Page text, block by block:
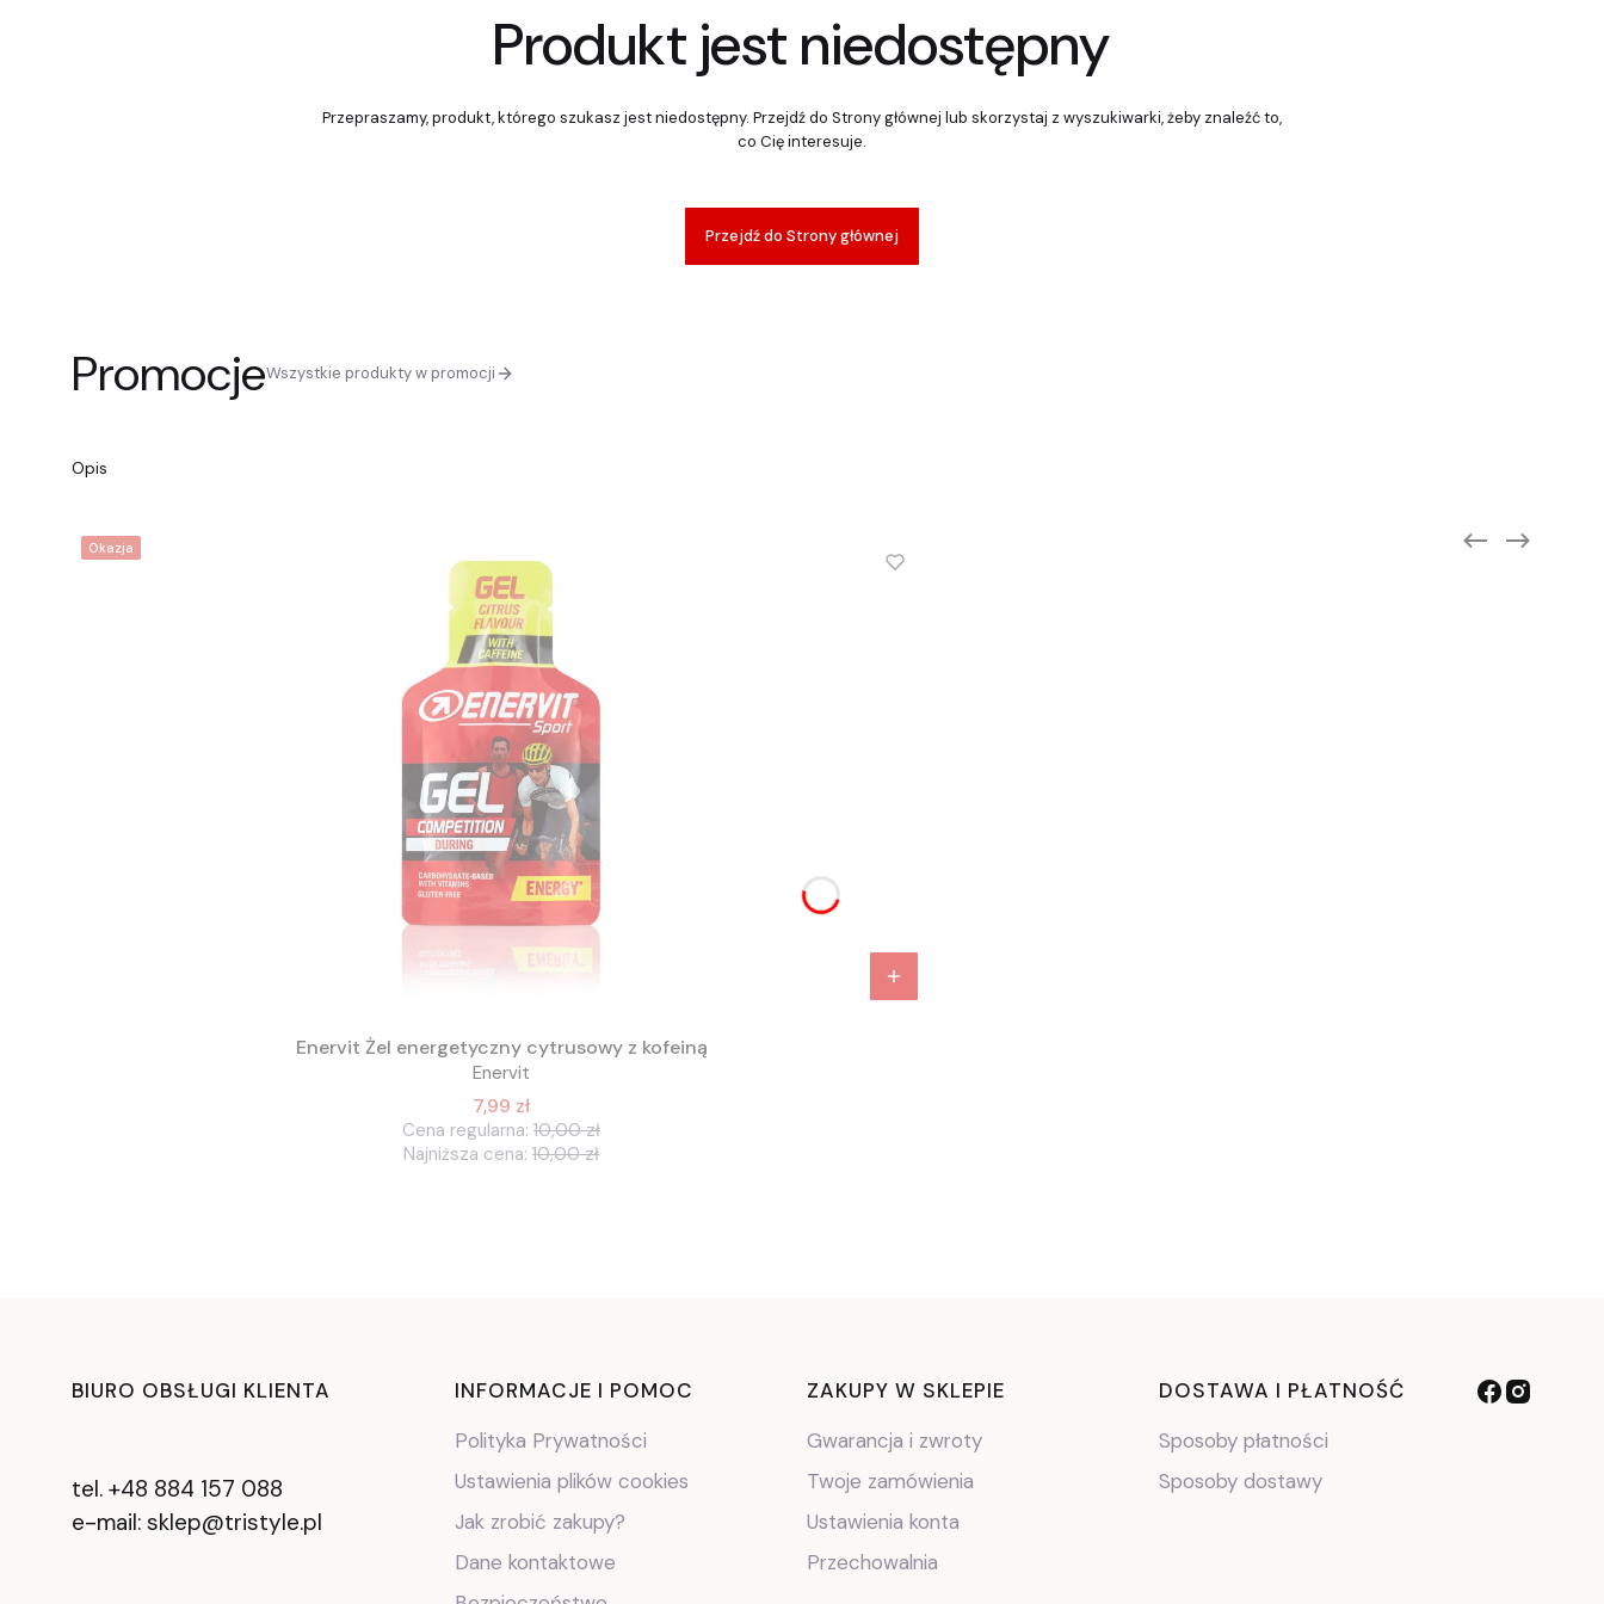
Produkt jest niedostępny
Przepraszamy, produkt, którego szukasz jest niedostępny. Przejdź do Strony głównej lub skorzystaj z wyszukiwarki, żeby znaleźć to,
co Cię interesuje.
Przejdź do Strony głównej
PromocjeWszystkie produkty w promocji
Opis
Okazja
Enervit Żel energetyczny cytrusowy z kofeiną
Enervit
7,99 zł
Cena regularna: 10,00 zł
Najniższa cena: 10,00 zł
BIURO OBSŁUGI KLIENTA
tel. +48 884 157 088
e-mail: sklep@tristyle.pl
Linki w stopce
INFORMACJE I POMOC
Polityka Prywatności
Ustawienia plików cookies
Jak zrobić zakupy?
Dane kontaktowe
ZAKUPY W SKLEPIE
Gwarancja i zwroty
Twoje zamówienia
Ustawienia konta
Przechowalnia
DOSTAWA I PŁATNOŚĆ
Sposoby płatności
Sposoby dostawy